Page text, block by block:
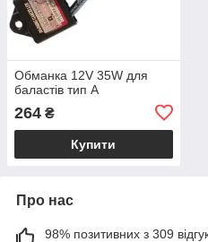
Обманка 12V 35W для
баластів тип A
264 ₴
Купити
Про нас
98% позитивних з 309